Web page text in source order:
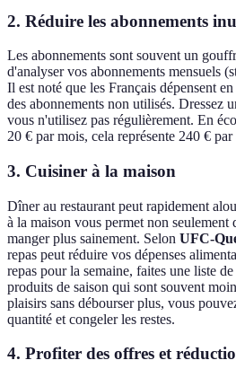
2. Réduire les abonnements
Les abonnements sont souvent un
d'analyser vos abonnements mensuels
Il est noté que les Français dépensent
des abonnements non utilisés. Dressez
vous n'utilisez pas régulièrement. En
20 € par mois, cela représente 240 € par
3. Cuisiner à la maison
Dîner au restaurant peut rapidement
à la maison vous permet non seulement
manger plus sainement. Selon UFC-
repas peut réduire vos dépenses
repas pour la semaine, faites une liste
produits de saison qui sont souvent
plaisirs sans débourser plus, vous
quantité et congeler les restes.
4. Profiter des offres et